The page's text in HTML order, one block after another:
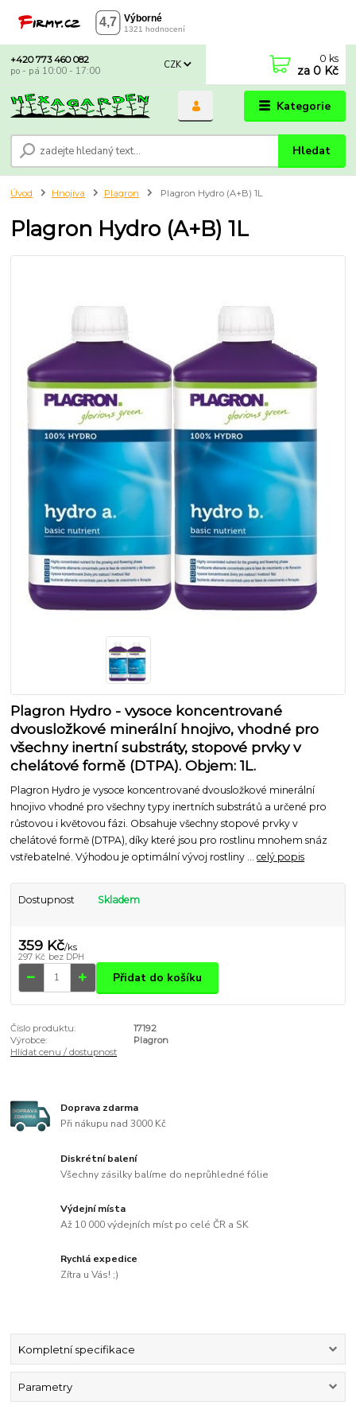
Kategorie
CZK
Hledat
+420 773 460 082
po - pá 10:00 - 17:00
0 ks
za 0 Kč
Úvod Hnojiva Plagron Plagron Hydro (A+B) 1L
Plagron Hydro (A+B) 1L
Plagron Hydro - vysoce koncentrované
dvousložkové minerální hnojivo, vhodné pro
všechny inertní substráty, stopové prvky v
chelátové formě (DTPA). Objem: 1L.
Plagron Hydro je vysoce koncentrované dvousložkové minerální
hnojivo vhodné pro všechny typy inertních substrátů a určené pro
růstovou i květovou fázi. Obsahuje všechny stopové prvky v
chelátové formě (DTPA), díky které jsou pro rostlinu mnohem snáz
vstřebatelné. Výhodou je optimální vývoj rostliny ...celý popis
Dostupnost Skladem
359 Kč/ks
297 Kč bez DPH
Přidat do košíku
Číslo produktu:
17192
Výrobce:
Plagron
Hlídat cenu / dostupnost
Doprava zdarma
Při nákupu nad 3000 Kč
Diskrétní balení
Všechny zásilky balíme do neprůhledné fólie
Výdejní místa
Až 10 000 výdejních míst po celé ČR a SK
Rychlá expedice
Zítra u Vás! ;)
Kompletní specifikace
Parametry